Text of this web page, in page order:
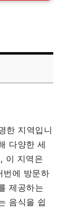
한 지역입니
다양한 세
이 지역은
번에 방문하
제공하는
음식을 쉽